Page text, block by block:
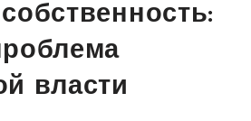
власти